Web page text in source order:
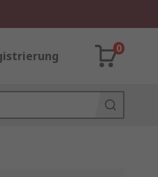
0